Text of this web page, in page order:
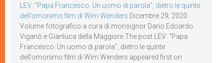
LEV: “Papa Francesco. Un uomo di parola”, dietro le quinte
dell’omonimo film di Wim Wenders Dicembre 29, 2020
Volume fotografico a cura di monsignor Dario Edoardo
Viganò e Gianluca della Maggiore The post LEV: “Papa
Francesco. Un uomo di parola”, dietro le quinte
dell’omonimo film di Wim Wenders appeared first on